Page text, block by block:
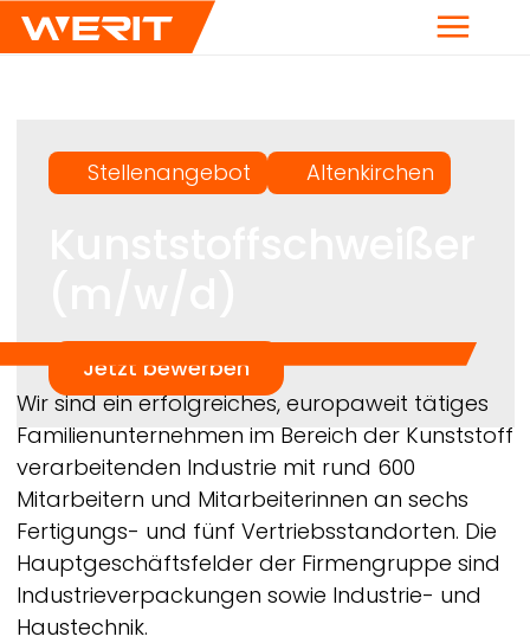
Menü
Stellenangebot Altenkirchen
Jetzt bewerben
Breadcrumb
Wir sind ein erfolgreiches, europaweit tätiges
Familienunternehmen im Bereich der Kunststoff
verarbeitenden Industrie mit rund 600
Mitarbeitern und Mitarbeiterinnen an sechs
Fertigungs- und fünf Vertriebsstandorten. Die
Hauptgeschäftsfelder der Firmengruppe sind
Industrieverpackungen sowie Industrie- und
Haustechnik.